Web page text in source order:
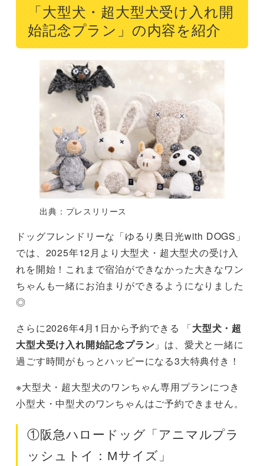
「大型犬・超大型犬受け入れ開
始記念プラン」の内容を紹介
出典：プレスリリース
ドッグフレンドリーな「ゆるり奥日光with DOGS」
では、2025年12月より大型犬・超大型犬の受け入
れを開始！これまで宿泊ができなかった大きなワン
ちゃんも一緒にお泊まりができるようになりました
◎
さらに2026年4月1日から予約できる 「大型犬・超
大型犬受け入れ開始記念プラン 」は、愛犬と一緒に
過ごす時間がもっとハッピーになる3大特典付き！
※大型犬・超大型犬のワンちゃん専用プランにつき
小型犬・中型犬のワンちゃんはご予約できません。
①阪急ハロードッグ「アニマルプラ
ッシュトイ：Mサイズ」